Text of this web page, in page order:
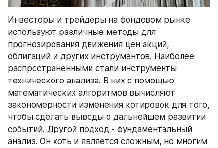
Инвесторы и трейдеры на фондовом рынке
используют различные методы для
прогнозирования движения цен акций,
облигаций и других инструментов. Наиболее
распространенными стали инструменты
технического анализа. В них с помощью
математических алгоритмов вычисляют
закономерности изменения котировок для того,
чтобы сделать выводы о дальнейшем развитии
событий. Другой подход - фундаментальный
анализ. Он хоть и является сложным, но многим